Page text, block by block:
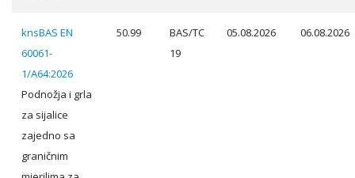
knsBAS EN
60061-
1/A64:2026
Podnožja i grla
za sijalice
zajedno sa
graničnim
50.99
BAS/TC
19
05.08.2026 06.08.2026